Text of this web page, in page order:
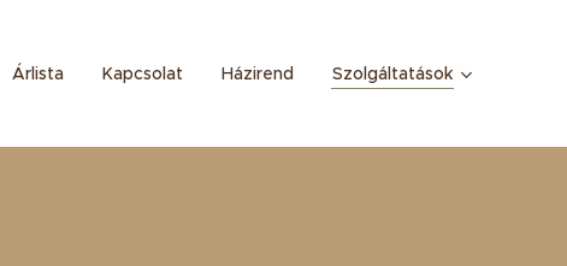
Árlista Kapcsolat Házirend Szolgáltatások